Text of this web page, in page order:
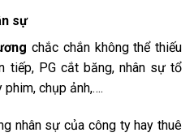
sự
chắc chắn không thể thiếu
tiếp, PG cắt băng, nhân sự tổ
phim, chụp ảnh,….
nhân sự của công ty hay thuê